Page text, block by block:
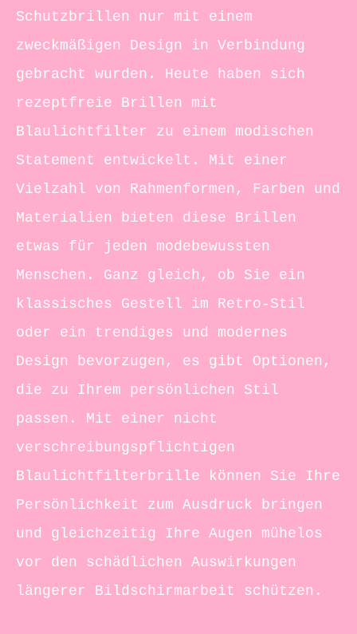
Schutzbrillen nur mit einem
zweckmäßigen Design in Verbindung
gebracht wurden. Heute haben sich
rezeptfreie Brillen mit
Blaulichtfilter zu einem modischen
Statement entwickelt. Mit einer
Vielzahl von Rahmenformen, Farben und
Materialien bieten diese Brillen
etwas für jeden modebewussten
Menschen. Ganz gleich, ob Sie ein
klassisches Gestell im Retro-Stil
oder ein trendiges und modernes
Design bevorzugen, es gibt Optionen,
die zu Ihrem persönlichen Stil
passen. Mit einer nicht
verschreibungspflichtigen
Blaulichtfilterbrille können Sie Ihre
Persönlichkeit zum Ausdruck bringen
und gleichzeitig Ihre Augen mühelos
vor den schädlichen Auswirkungen
längerer Bildschirmarbeit schützen.